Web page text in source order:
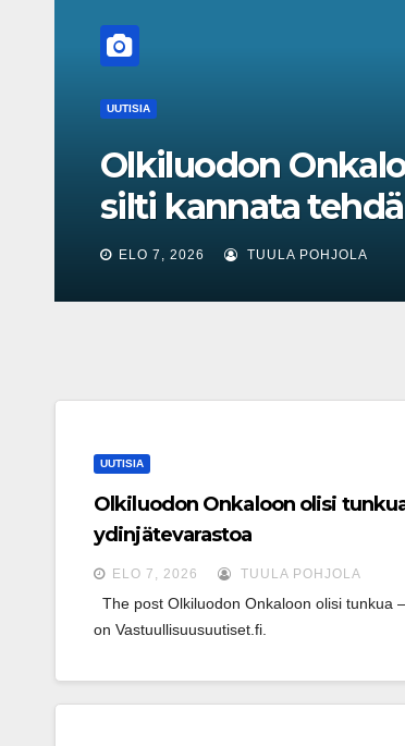
UUTISIA
Olkiluodon
silti kannata
ELO 7, 2026 TUULA POHJOLA
UUTISIA
Olkiluodon Onkaloon olisi
ydinjätevarastoa
ELO 7, 2026 TUULA POHJOLA
The post Olkiluodon Onkaloon olisi tunkua
on Vastuullisuusuutiset.fi.